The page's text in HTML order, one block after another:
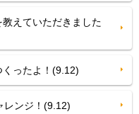
えていただきました
ったよ！(9.12)
ンジ！(9.12)